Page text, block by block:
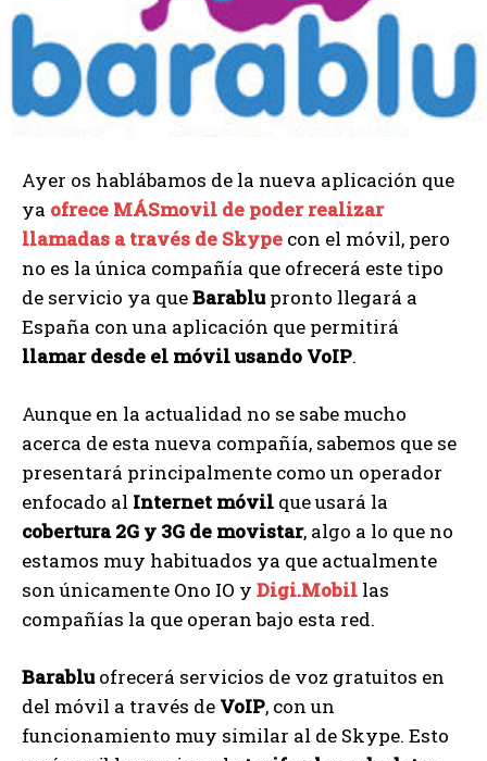
Ayer os hablábamos de la nueva aplicación que
ya ofrece MÁSmovil de poder realizar
llamadas a través de Skype con el móvil, pero
no es la única compañía que ofrecerá este tipo
de servicio ya queBarablupronto llegará a
España con una aplicación que permitirá
llamar desde el móvil usando VoIP.
Aunque en la actualidad no se sabe mucho
acerca de esta nueva compañía, sabemos que se
presentará principalmente como un operador
enfocado al Internet móvil que usará la
cobertura 2G y 3G de movistar, algo a lo que no
estamos muy habituados ya que actualmente
son únicamente Ono IO y Digi.Mobil las
compañías la que operan bajo esta red.
Barabluofrecerá servicios de voz gratuitos en
del móvil a través de VoIP, con un
funcionamiento muy similar al de Skype. Esto